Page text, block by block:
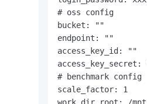
# oss config
bucket: ""
endpoint: ""
access_key_id: ""
access_key_secret:
# benchmark config
scale_factor: 1